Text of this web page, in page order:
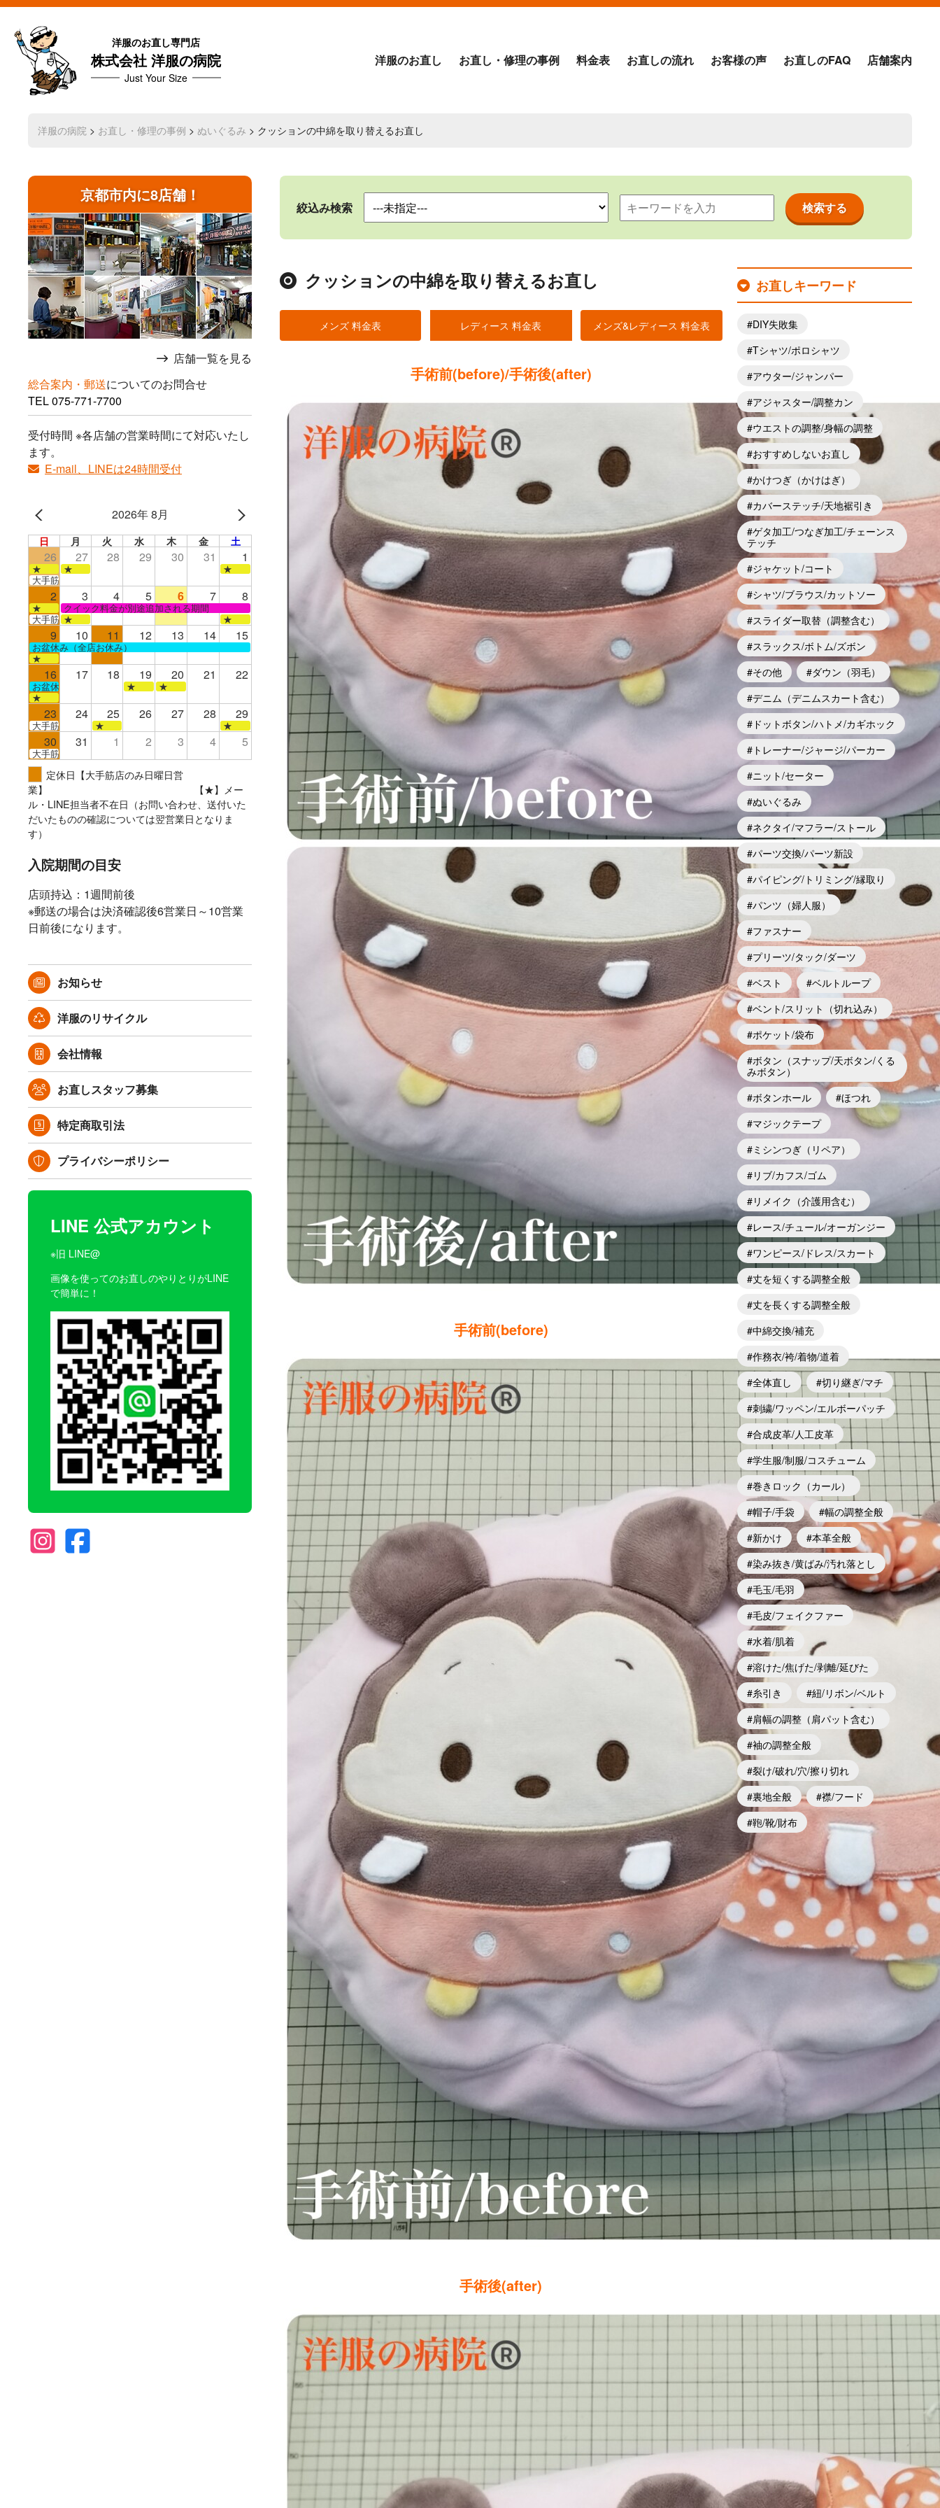
洋服のお直し専門店
株式会社 洋服の病院
Just Your Size
洋服のお直し お直し・修理の事例 料金表 お直しの流れ お客様の声 お直しのFAQ 店舗案内
洋服の病院 > お直し・修理の事例 > ぬいぐるみ > クッションの中綿を取り替えるお直し
京都市内に8店舗！
店舗一覧を見る
総合案内・郵送についてのお問合せ
TEL075-771-7700
受付時間 ※各店舗の営業時間にて対応いたし
ます。
E-mail、LINEは24時間受付
2026年 8月
日 月 火 水 木 金 土
26 27 28 29 30 31 1
★ ★
★
大手筋店のみ営業
2 3 4 5 6 7 8
★
クイック料金が別途追加される期間
大手筋 ★ ★
9 10 11 12 13 14 15
お盆休み（全店お休み）
★
16 17 18 19 20 21 22
お盆休み（全店お休み）★
★
★
23 24 25 26 27 28 29
大手筋 ★ ★
30 31 1 2 3 4 5
大手筋
定休日【大手筋店のみ日曜日営
業】 【★】メー
ル・LINE担当者不在日（お問い合わせ、送付いた
だいたものの確認については翌営業日となりま
す）
入院期間の目安
店頭持込：1週間前後
※郵送の場合は決済確認後6営業日～10営業
日前後になります。
お知らせ
洋服のリサイクル
会社情報
お直しスタッフ募集
特定商取引法
プライバシーポリシー
LINE 公式アカウント
※旧 LINE@
画像を使ってのお直しのやりとりがLINE
で簡単に！
絞込み検索
クッションの中綿を取り替えるお直し
メンズ 料金表 レディース 料金表 メンズ&レディース 料金表
手術前(before)/手術後(after)
手術前(before)
手術後(after)
お直しキーワード
DIY失敗集
Tシャツ/ポロシャツ
アウター/ジャンパー
アジャスター/調整カン
ウエストの調整/身幅の調整
おすすめしないお直し
かけつぎ（かけはぎ）
カバーステッチ/天地裾引き
ゲタ加工/つなぎ加工/チェーンス
テッチ
ジャケット/コート
シャツ/ブラウス/カットソー
スライダー取替（調整含む）
スラックス/ボトム/ズボン
その他
ダウン（羽毛）
デニム（デニムスカート含む）
ドットボタン/ハトメ/カギホック
トレーナー/ジャージ/パーカー
ニット/セーター
ぬいぐるみ
ネクタイ/マフラー/ストール
パーツ交換/パーツ新設
パイピング/トリミング/縁取り
パンツ（婦人服）
ファスナー
プリーツ/タック/ダーツ
ベスト
ベルトループ
ベント/スリット（切れ込み）
ポケット/袋布
ボタン（スナップ/天ボタン/くる
みボタン）
ボタンホール
ほつれ
マジックテープ
ミシンつぎ（リペア）
リブ/カフス/ゴム
リメイク（介護用含む）
レース/チュール/オーガンジー
ワンピース/ドレス/スカート
丈を短くする調整全般
丈を長くする調整全般
中綿交換/補充
作務衣/袴/着物/道着
全体直し
切り継ぎ/マチ
刺繍/ワッペン/エルボーパッチ
合成皮革/人工皮革
学生服/制服/コスチューム
巻きロック（カール）
帽子/手袋
幅の調整全般
新かけ
本革全般
染み抜き/黄ばみ/汚れ落とし
毛玉/毛羽
毛皮/フェイクファー
水着/肌着
溶けた/焦げた/剥離/延びた
糸引き
紐/リボン/ベルト
肩幅の調整（肩パット含む）
袖の調整全般
裂け/破れ/穴/擦り切れ
裏地全般
襟/フード
鞄/靴/財布